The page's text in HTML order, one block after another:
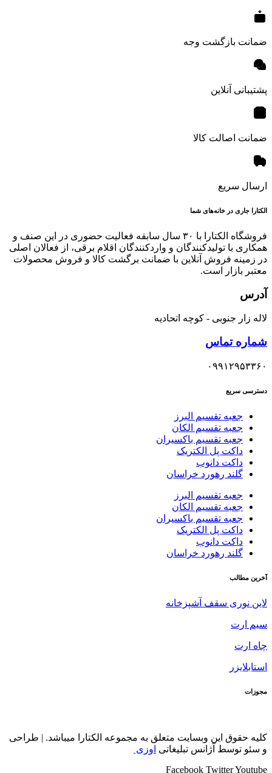
ضمانت بازگشت وجه
پشتیبانی آنلاین
ضمانت اصالت کالا
ارسال سریع
الکتارا جاری در خانه‌های شما
فروشگاه الکتارا با ۳۰ سال سابقه فعالیت حضوری در این صنف و
همکاری با تولیدکنندگان و واردکنندگان اقلام برقی، از فعالان اصلی
در زمینه فروش آنلاین با ضمانت برگشت کالا و فروش محصولات
معتبر بازار است.
آدرس
لاله زار جنوبی - کوچه اتحادیه
شماره تماس
۰۹۹۱۲۹۵۳۳۶۰
دسترسی سریع
جعبه تقسیم البرز
جعبه تقسیم الکان
جعبه تقسیم باکسیران
داکت پل الکتریک
داکت دانوب
گلند رهورد خراسان
جعبه تقسیم البرز
جعبه تقسیم الکان
جعبه تقسیم باکسیران
داکت پل الکتریک
داکت دانوب
گلند رهورد خراسان
آخرین مطالب
لاین نوری سقف آشپزخانه
سیم ارت
چاه ارت
استابلایزر
مجوزات
کلیه حقوق این وبسایت متعلق به مجموعه الکتارا میباشد. | طراحی
و سئو توسط آژانس تبلیغاتی اوزی
Facebook TwitterYoutube